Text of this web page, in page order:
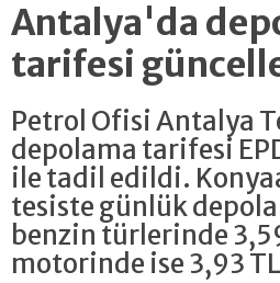
Antalya'da
tarifesi
Petrol Ofisi Antalya
depolama tarifesi
ile tadil edildi.
tesiste günlük
benzin türlerinde
motorinde ise 3,93